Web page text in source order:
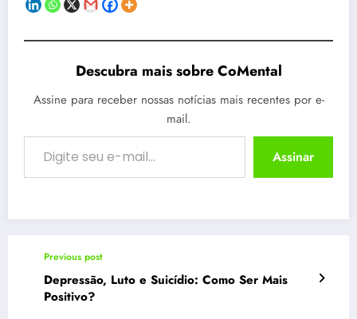
Descubra mais sobre CoMental
Assine para receber nossas notícias mais recentes por e-
mail.
Digite seu e-mail…
Assinar
Previous post
Depressão, Luto e Suicídio: Como Ser Mais
Positivo?